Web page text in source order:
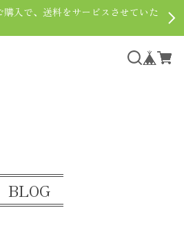
入で、送料をサービスさせていた
BLOG